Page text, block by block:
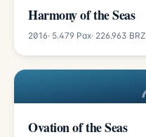
Harmony of the Seas
2016· 5.479 Pax· 226.963 BRZ
Ovation of the Seas